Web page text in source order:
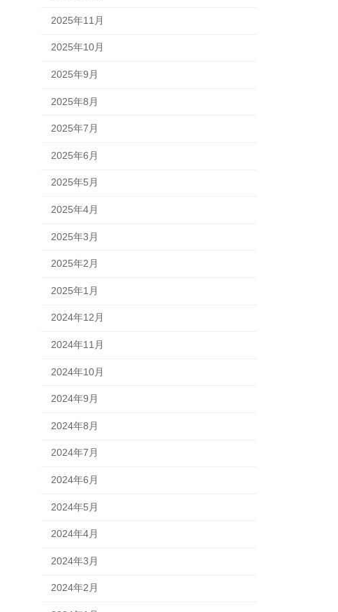
2025年11月
2025年10月
2025年9月
2025年8月
2025年7月
2025年6月
2025年5月
2025年4月
2025年3月
2025年2月
2025年1月
2024年12月
2024年11月
2024年10月
2024年9月
2024年8月
2024年7月
2024年6月
2024年5月
2024年4月
2024年3月
2024年2月